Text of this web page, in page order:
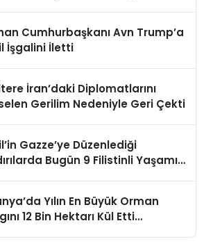
Cumhurbaşkanı Avn Trump’a
İşgalini İletti
İran’daki Diplomatlarını
Gerilim Nedeniyle Geri Çekti
Gazze’ye Düzenlediği
Bugün 9 Filistinli Yaşamını
Yılın En Büyük Orman
12 Bin Hektarı Kül Etti